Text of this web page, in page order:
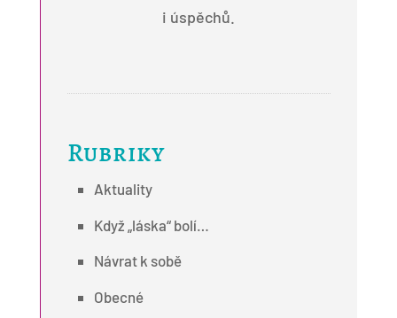
i úspěchů.
Rubriky
Aktuality
Když „láska“ bolí…
Návrat k sobě
Obecné